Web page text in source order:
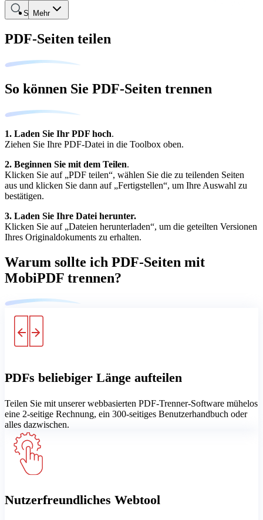
Mehr
Suche
PDF-Seiten teilen
So können Sie PDF-Seiten trennen
1. Laden Sie Ihr PDF hoch.
Ziehen Sie Ihre PDF-Datei in die Toolbox oben.
2. Beginnen Sie mit dem Teilen.
Klicken Sie auf „PDF teilen“, wählen Sie die zu teilenden Seiten
aus und klicken Sie dann auf „Fertigstellen“, um Ihre Auswahl zu
bestätigen.
3. Laden Sie Ihre Datei herunter.
Klicken Sie auf „Dateien herunterladen“, um die geteilten Versionen
Ihres Originaldokuments zu erhalten.
Warum sollte ich PDF-Seiten mit
MobiPDF trennen?
PDFs beliebiger Länge aufteilen
Teilen Sie mit unserer webbasierten PDF-Trenner-Software mühelos
eine 2-seitige Rechnung, ein 300-seitiges Benutzerhandbuch oder
alles dazwischen.
Nutzerfreundliches Webtool